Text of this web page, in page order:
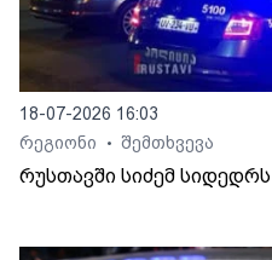
18-07-2026 16:03
რეგიონი
• შემთხვევა
რუსთავში სიძემ